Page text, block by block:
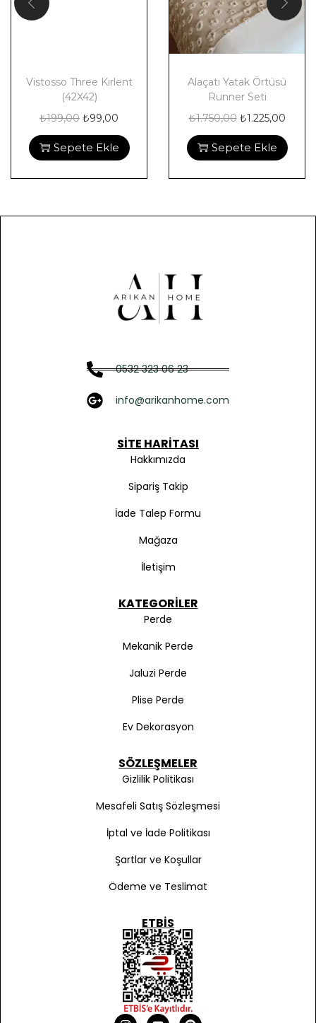
Vistosso Three Kırlent
(42X42)
₺199,00 ₺99,00
Sepete Ekle
Alaçatı Yatak Örtüsü
Runner Seti
₺1.750,00 ₺1.225,00
Sepete Ekle
0532 323 06 23
info@arikanhome.com
SITE HARITASI
Hakkımızda
Sipariş Takip
İade Talep Formu
Mağaza
İletişim
KATEGORILER
Perde
Mekanik Perde
Jaluzi Perde
Plise Perde
Ev Dekorasyon
SÖZLEŞMELER
Gizlilik Politikası
Mesafeli Satış Sözleşmesi
İptal ve İade Politikası
Şartlar ve Koşullar
Ödeme ve Teslimat
ETBIS